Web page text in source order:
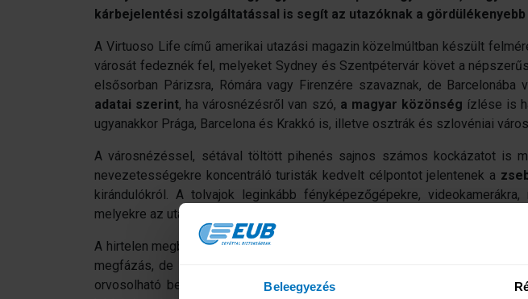
Beleegyezés
kárbejelentési szolgáltatással is segít az utazóknak a
A Virtuoso Life című amerikai utazási magazin közelmúltban készült
városát fedeznék fel, melyeket Sydney és Szentpétervár követ a
elsősorban Párizsra, Rómára vagy Firenzére szavaznak, de
adatai szerint, ha városnézésről van szó, a magyar közönség ízlése is
ugyanakkor Prága, Barcelona és Krakkó is, illetve osztrák és szlovéniai
A városnézéssel, sétával töltött pihenés sajnos számos kockázatot is
nevezetességekre koncentráló turisták kedvelt célpontot jelentenek a
kirándulókról. A tolvajok leginkább fényképezőgépekre,
melyekre az utazási biztosító átlagosan 100 ezer forint kártérítést fizet
A hirtelen megbetegedések is sok gondot okozhatnak a kirándulóknak.
megfázás, de sokan kapnak hasmenéses betegséget, és a rándulások,
orvosolható betegségek általában 30-120 ezer forintos költséggel